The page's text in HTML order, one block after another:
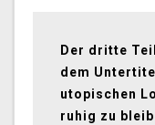
Der dritte
dem
utopischen
ruhig zu